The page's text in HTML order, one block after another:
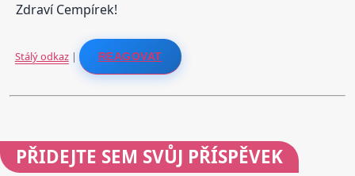
Zdraví Cempírek!
Stálý odkaz| REAGOVAT
PŘIDEJTE SEM SVŮJ PŘÍSPĚVEK